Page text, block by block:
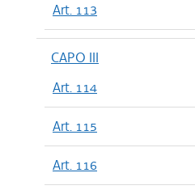
Art. 113
CAPO III
Art. 114
Art. 115
Art. 116